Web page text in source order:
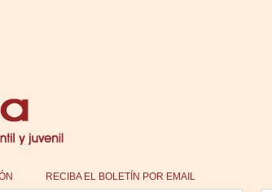
RECIBA EL BOLETÍN POR EMAIL